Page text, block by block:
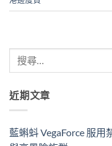
近期文章
藍蝌蚪 VegaForce 服